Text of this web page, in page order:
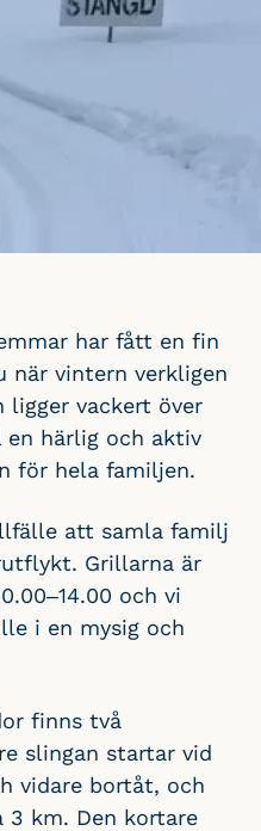
har fått en fin
när vintern verkligen
ligger vackert över
härlig och aktiv
för hela familjen.
att samla familj
Grillarna är
och vi
i en mysig och
finns två
slingan startar vid
vidare bortåt, och
3 km. Den kortare